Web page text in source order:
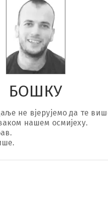
БОШКУ
не вјерујемо да те
нашем осмијеху.